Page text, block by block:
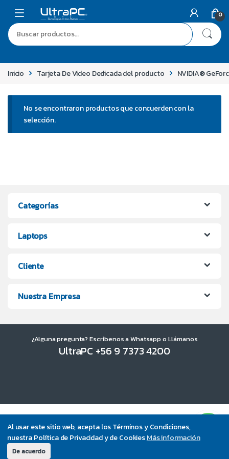
Al usar este sitio web, acepta los Términos y Condiciones,
nuestra Política de Privacidad y de CookiesMás información
De acuerdo
0
Inicio Tarjeta De Video Dedicada del producto NVIDIA®
No se encontraron productos que concuerden con la
selección.
Categorías
Laptops
Cliente
Nuestra Empresa
¿Alguna pregunta? Escríbenos a Whatsapp o Llámanos
UltraPC +56 9 7373 4200